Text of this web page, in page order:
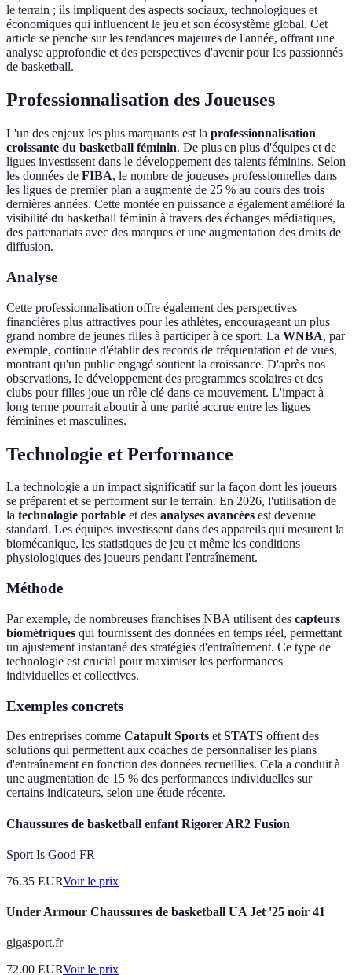
le terrain ; ils impliquent des aspects sociaux, technologiques et
économiques qui influencent le jeu et son écosystème global. Cet
article se penche sur les tendances majeures de l'année, offrant une
analyse approfondie et des perspectives d'avenir pour les passionnés
de basketball.
Professionnalisation des Joueuses
L'un des enjeux les plus marquants est la professionnalisation
croissante du basketball féminin. De plus en plus d'équipes et de
ligues investissent dans le développement des talents féminins. Selon
les données de FIBA, le nombre de joueuses professionnelles dans
les ligues de premier plan a augmenté de 25 % au cours des trois
dernières années. Cette montée en puissance a également amélioré la
visibilité du basketball féminin à travers des échanges médiatiques,
des partenariats avec des marques et une augmentation des droits de
diffusion.
Analyse
Cette professionnalisation offre également des perspectives
financières plus attractives pour les athlètes, encourageant un plus
grand nombre de jeunes filles à participer à ce sport. La WNBA, par
exemple, continue d'établir des records de fréquentation et de vues,
montrant qu'un public engagé soutient la croissance. D'après nos
observations, le développement des programmes scolaires et des
clubs pour filles joue un rôle clé dans ce mouvement. L'impact à
long terme pourrait aboutir à une parité accrue entre les ligues
féminines et masculines.
Technologie et Performance
La technologie a un impact significatif sur la façon dont les joueurs
se préparent et se performent sur le terrain. En 2026, l'utilisation de
la technologie portable et des analyses avancées est devenue
standard. Les équipes investissent dans des appareils qui mesurent la
biomécanique, les statistiques de jeu et même les conditions
physiologiques des joueurs pendant l'entraînement.
Méthode
Par exemple, de nombreuses franchises NBA utilisent des capteurs
biométriques qui fournissent des données en temps réel, permettant
un ajustement instantané des stratégies d'entraînement. Ce type de
technologie est crucial pour maximiser les performances
individuelles et collectives.
Exemples concrets
Des entreprises comme Catapult Sports et STATS offrent des
solutions qui permettent aux coaches de personnaliser les plans
d'entraînement en fonction des données recueillies. Cela a conduit à
une augmentation de 15 % des performances individuelles sur
certains indicateurs, selon une étude récente.
Chaussures de basketball enfant Rigorer AR2 Fusion
Sport Is Good FR
76.35 EURVoir le prix
Under Armour Chaussures de basketball UA Jet '25 noir 41
gigasport.fr
72.00 EURVoir le prix